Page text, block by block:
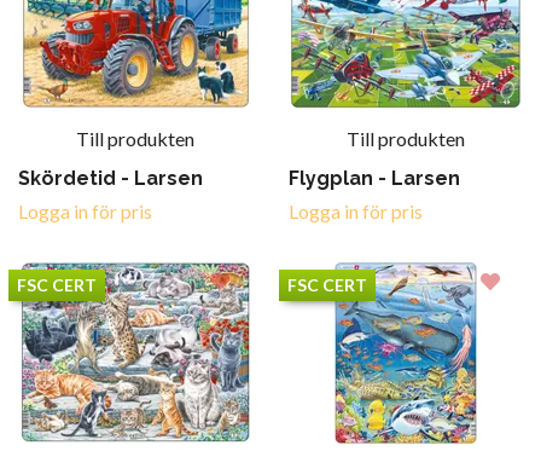
Till produkten
Skördetid - Larsen
Logga in för pris
Till produkten
Flygplan - Larsen
Logga in för pris
FSC CERT FSC CERT